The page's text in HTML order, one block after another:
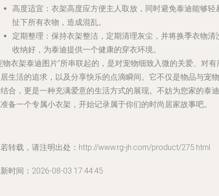
高度适宜 ：衣架高度应方便主人取放，同时避免泰迪能够轻
扯下所有衣物，造成混乱。
定期整理 ：保持衣架整洁，定期清理灰尘，并将换季衣物清
收纳好，为泰迪提供一个健康的穿衣环境。
物衣架泰迪图片”所串联起的，是对宠物细致入微的关爱、对有
生活的追求，以及分享快乐的点滴瞬间。它不仅是物品与宠物
合，更是一种充满爱意的生活方式的展现。不妨为您家的泰迪
备一个专属小衣架，开始记录属于你们的时尚居家故事吧。
转载，请注明出处：http://www.rg-jh.com/product/275.html
时间：2026-08-03 17:44:45